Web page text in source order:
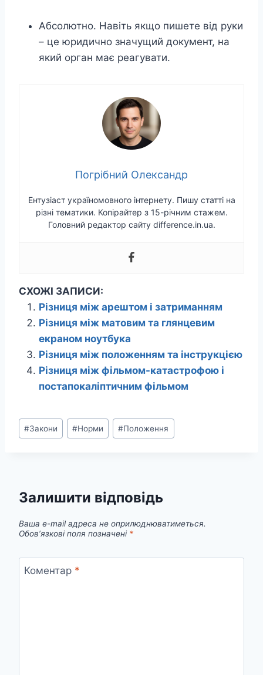
Абсолютно. Навіть якщо пишете від руки
– це юридично значущий документ, на
який орган має реагувати.
Погрібний Олександр
Ентузіаст україномовного інтернету. Пишу статті на
різні тематики. Копірайтер з 15-річним стажем.
Головний редактор сайту difference.in.ua.
СХОЖІ ЗАПИСИ:
Різниця між арештом і затриманням
Різниця між матовим та глянцевим
екраном ноутбука
Різниця між положенням та інструкцією
Різниця між фільмом-катастрофою і
постапокаліптичним фільмом
Позначки
запису:
#Закони #Норми #Положення
Залишити відповідь
Ваша e-mail адреса не оприлюднюватиметься.
Обов’язкові поля позначені *
Коментар *